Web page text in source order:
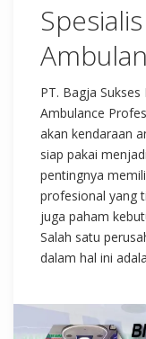
PT. Bagja
Ambulance
akan kendaraan
siap pakai
pentingnya
profesional yang
juga paham
Salah satu
dalam hal ini